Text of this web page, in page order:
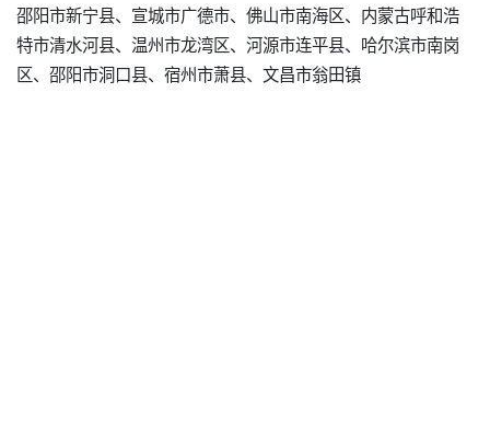
邵阳市新宁县、宣城市广德市、佛山市南海区、内蒙古呼和浩
特市清水河县、温州市龙湾区、河源市连平县、哈尔滨市南岗
区、邵阳市洞口县、宿州市萧县、文昌市翁田镇